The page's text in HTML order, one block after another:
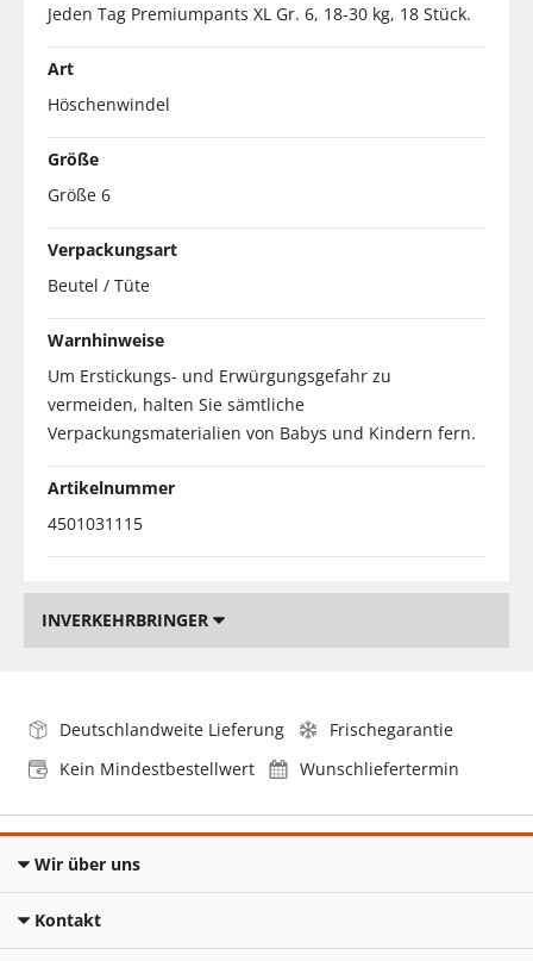
Jeden Tag Premiumpants XL Gr. 6, 18-30 kg, 18 Stück.
Art
Höschenwindel
Größe
Größe 6
Verpackungsart
Beutel / Tüte
Warnhinweise
Um Erstickungs- und Erwürgungsgefahr zu
vermeiden, halten Sie sämtliche
Verpackungsmaterialien von Babys und Kindern fern.
Artikelnummer
4501031115
INVERKEHRBRINGER
Deutschlandweite Lieferung
Frischegarantie
Kein Mindestbestellwert
Wunschliefertermin
Wir über uns
Kontakt